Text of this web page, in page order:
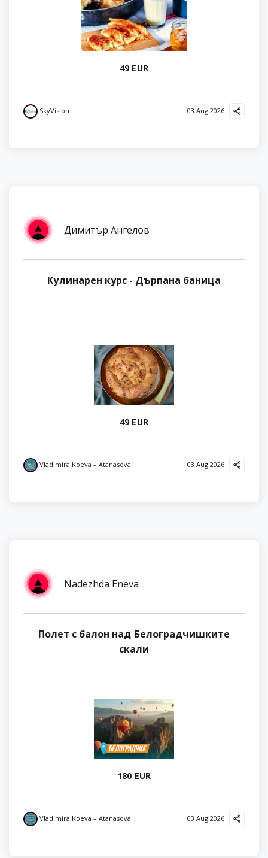
49 EUR
SkyVision 03 Aug 2026
Димитър Ангелов
Кулинарен курс - Дърпана баница
49 EUR
Vladimira Koeva – Atanasova 03 Aug 2026
Nadezhda Eneva
Полет с балон над Белоградчишките
скали
180 EUR
Vladimira Koeva – Atanasova 03 Aug 2026